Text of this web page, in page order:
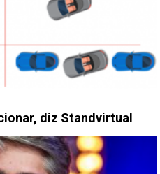
diz Standvirtual